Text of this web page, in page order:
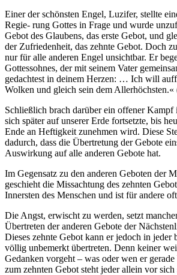
Einer der schönsten Engel, Luzifer, stellte
Regie- rung Gottes in Frage und wurde
Gebot des Glaubens, das erste Gebot, und
der Zufriedenheit, das zehnte Gebot. Doch
nur für alle anderen Engel unsichtbar. Er
Gottessohnes, der mit seinem Vater
gedachtest in deinem Herzen: … Ich will
Wolken und gleich sein dem Allerhöchsten.«
Schließlich brach darüber ein offener Kampf
sich später auf unserer Erde fortsetzte, bis
Ende an Heftigkeit zunehmen wird. Diese
dadurch, dass die Übertretung der Gebote
Auswirkung auf alle anderen Gebote hat.
Im Gegensatz zu den anderen Geboten der
geschieht die Missachtung des zehnten
Innersten des Menschen und ist für andere
Die Angst, erwischt zu werden, setzt
Übertreten der anderen Gebote der
Dieses zehnte Gebot kann er jedoch in jeder
völlig unbemerkt übertreten. Denn keiner
Gedanken vorgeht – was oder wen er
zum zehnten Gebot steht jeder allein vor sich